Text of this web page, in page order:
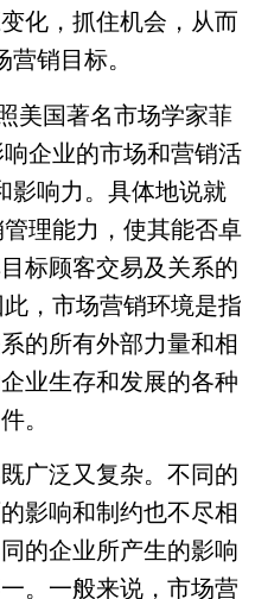
化，抓住机会，从而
销目标。
美国著名市场学家菲
企业的市场和营销活
影响力。具体地说就
理能力，使其能否卓
标顾客交易及关系的
，市场营销环境是指
的所有外部力量和相
业生存和发展的各种
。
广泛又复杂。不同的
影响和制约也不尽相
的企业所产生的影响
。一般来说，市场营